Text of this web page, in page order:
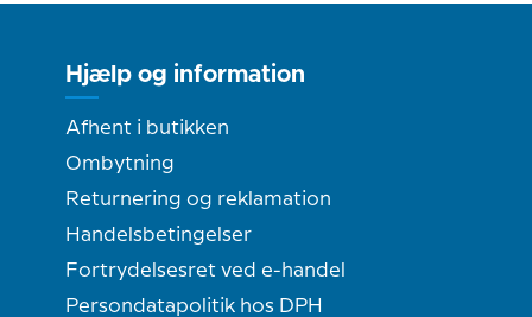
Hjælp og information
Afhent i butikken
Ombytning
Returnering og reklamation
Handelsbetingelser
Fortrydelsesret ved e-handel
Persondatapolitik hos DPH